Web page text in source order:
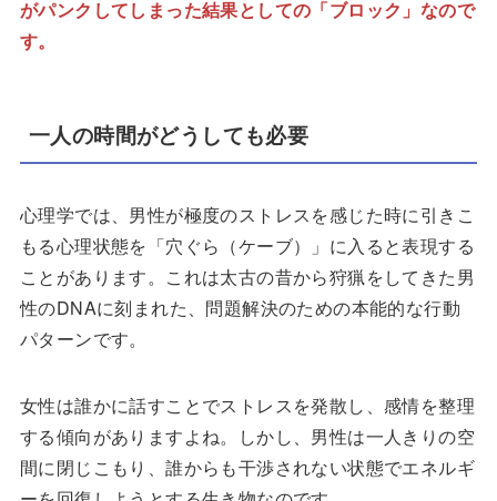
がパンクしてしまった結果としての「ブロック」なので
す。
一人の時間がどうしても必要
心理学では、男性が極度のストレスを感じた時に引きこ
もる心理状態を「穴ぐら（ケーブ）」に入ると表現する
ことがあります。これは太古の昔から狩猟をしてきた男
性のDNAに刻まれた、問題解決のための本能的な行動
パターンです。
女性は誰かに話すことでストレスを発散し、感情を整理
する傾向がありますよね。しかし、男性は一人きりの空
間に閉じこもり、誰からも干渉されない状態でエネルギ